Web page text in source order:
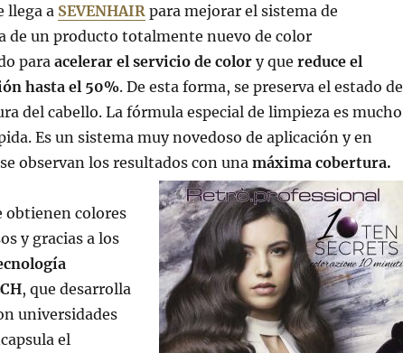
llega a SEVENHAIRpara mejorar el sistema de
de un producto totalmente nuevo de color
para acelerar el servicio de colory que reduce el
hasta el 50%. De esta forma, se preserva el estado de
del cabello. La fórmula especial de limpieza es mucho
Es un sistema muy novedoso de aplicación y en
observan los resultados con una máxima cobertura.
obtienen colores
y gracias a los
, que desarrolla
universidades
el